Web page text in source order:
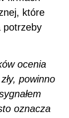
które
potrzeby
ocenia
powinno
oznacza